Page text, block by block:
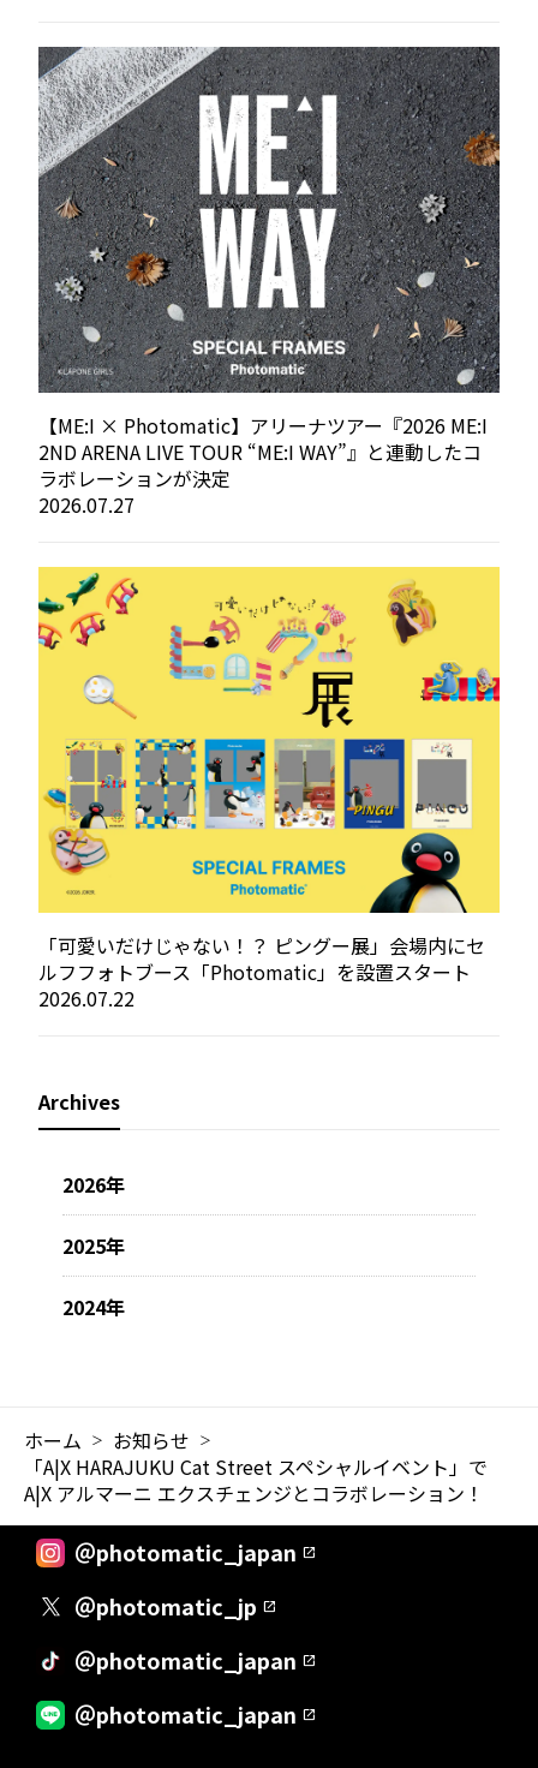
【ME:I × Photomatic】アリーナツアー『2026 ME:I
2ND ARENA LIVE TOUR “ME:I WAY”』と連動したコ
ラボレーションが決定
2026.07.27
「可愛いだけじゃない！？ ピングー展」会場内にセ
ルフフォトブース「Photomatic」を設置スタート
2026.07.22
Archives
2026年
2025年
2024年
ホーム
お知らせ
「A|X HARAJUKU Cat Street スペシャルイベント」で
A|X アルマーニ エクスチェンジとコラボレーション！
＠photomatic_japan
＠photomatic_jp
＠photomatic_japan
＠photomatic_japan